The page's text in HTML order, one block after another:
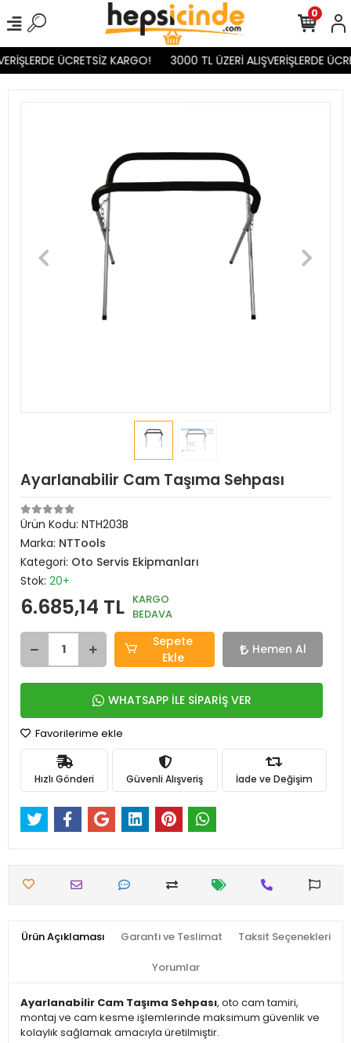
ÜCRETSİZ KARGO! 3000 TL ÜZERİ ALIŞVERİŞLERDE
0
Ayarlanabilir Cam Taşıma Sehpası
Ürün Kodu: NTH203B
Marka: NTTools
Kategori: Oto Servis Ekipmanları
Stok: 20+
6.685,14 TL KARGO
BEDAVA
Sepete
Ekle
Hemen Al
WHATSAPP İLE SİPARİŞ VER
Favorilerime ekle
Hızlı Gönderi Güvenli Alışveriş İade ve Değişim
Ürün Açıklaması Garanti ve Teslimat Taksit Seçenekleri
Yorumlar
Ayarlanabilir Cam Taşıma Sehpası, oto cam tamiri,
montaj ve cam kesme işlemlerinde maksimum güvenlik ve
kolaylık sağlamak amacıyla üretilmiştir.